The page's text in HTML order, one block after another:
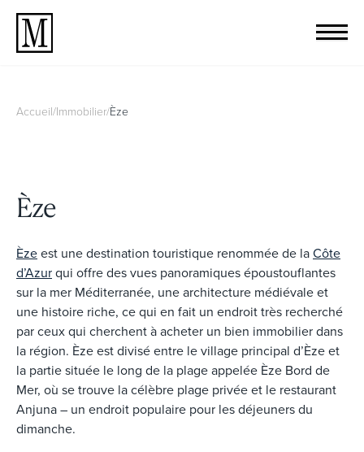
Accueil/Immobilier/Èze
Èze
Èzeest une destination touristique renommée de laCôte
d’Azurqui offre des vues panoramiques époustouflantes
sur la mer Méditerranée, une architecture médiévale et
une histoire riche, ce qui en fait un endroit très recherché
par ceux qui cherchent à acheter un bien immobilier dans
la région. Èze est divisé entre le village principal d’Èze et
la partie située le long de la plage appelée Èze Bord de
Mer, où se trouve la célèbre plage privée et le restaurant
Anjuna – un endroit populaire pour les déjeuners du
dimanche.